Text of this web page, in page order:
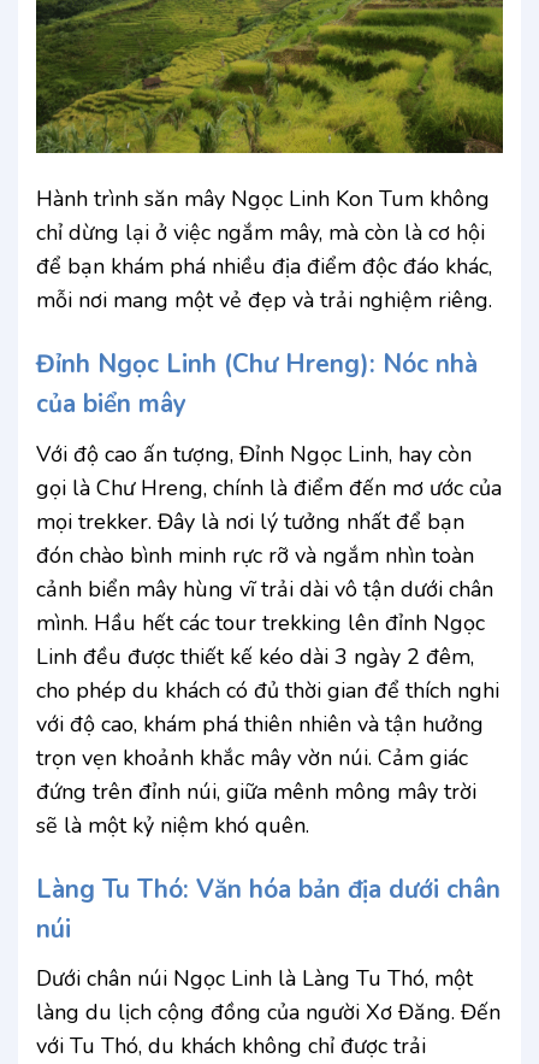
Hành trình săn mây Ngọc Linh Kon Tum không
chỉ dừng lại ở việc ngắm mây, mà còn là cơ hội
để bạn khám phá nhiều địa điểm độc đáo khác,
mỗi nơi mang một vẻ đẹp và trải nghiệm riêng.
Đỉnh Ngọc Linh (Chư Hreng): Nóc nhà
của biển mây
Với độ cao ấn tượng, Đỉnh Ngọc Linh, hay còn
gọi là Chư Hreng, chính là điểm đến mơ ước của
mọi trekker. Đây là nơi lý tưởng nhất để bạn
đón chào bình minh rực rỡ và ngắm nhìn toàn
cảnh biển mây hùng vĩ trải dài vô tận dưới chân
mình. Hầu hết các tour trekking lên đỉnh Ngọc
Linh đều được thiết kế kéo dài 3 ngày 2 đêm,
cho phép du khách có đủ thời gian để thích nghi
với độ cao, khám phá thiên nhiên và tận hưởng
trọn vẹn khoảnh khắc mây vờn núi. Cảm giác
đứng trên đỉnh núi, giữa mênh mông mây trời
sẽ là một kỷ niệm khó quên.
Làng Tu Thó: Văn hóa bản địa dưới chân
núi
Dưới chân núi Ngọc Linh là Làng Tu Thó, một
làng du lịch cộng đồng của người Xơ Đăng. Đến
với Tu Thó, du khách không chỉ được trải